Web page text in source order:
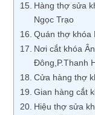
Hàng thợ sửa
Ngọc Trạo
Quán thợ khóa
Nơi cắt khóa
Đông,P.Thanh
Cửa hàng thợ
Gian hàng cắt
Hiệu thợ sửa